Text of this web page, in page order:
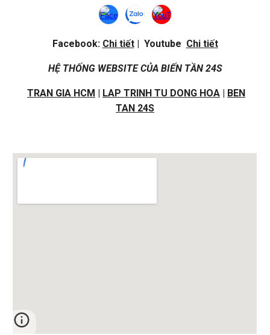
Facebook: Chi tiết| Youtube Chi tiết
HỆ THỐNG WEBSITE CỦA BIẾN TẦN 24S
TRAN GIA HCM | LAP TRINH TU DONG HOA | BEN
TAN 24S